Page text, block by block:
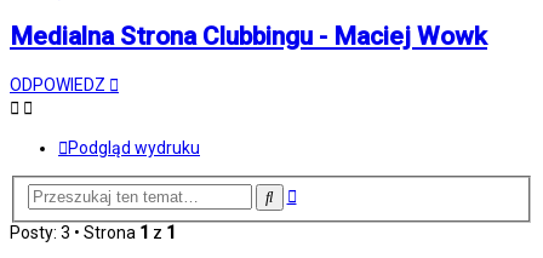
Medialna Strona Clubbingu - Maciej Wowk
ODPOWIEDZ
Podgląd wydruku
SzukajWyszukiwanie
Posty: 3 • Strona 1 z 1